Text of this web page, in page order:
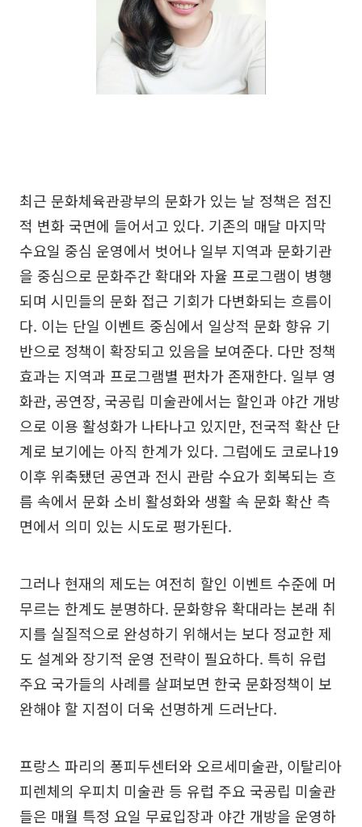
최근 문화체육관광부의 문화가 있는 날 정책은 점진
적 변화 국면에 들어서고 있다. 기존의 매달 마지막
수요일 중심 운영에서 벗어나 일부 지역과 문화기관
을 중심으로 문화주간 확대와 자율 프로그램이 병행
되며 시민들의 문화 접근 기회가 다변화되는 흐름이
다. 이는 단일 이벤트 중심에서 일상적 문화 향유 기
반으로 정책이 확장되고 있음을 보여준다. 다만 정책
효과는 지역과 프로그램별 편차가 존재한다. 일부 영
화관, 공연장, 국공립 미술관에서는 할인과 야간 개방
으로 이용 활성화가 나타나고 있지만, 전국적 확산 단
계로 보기에는 아직 한계가 있다. 그럼에도 코로나19
이후 위축됐던 공연과 전시 관람 수요가 회복되는 흐
름 속에서 문화 소비 활성화와 생활 속 문화 확산 측
면에서 의미 있는 시도로 평가된다.
그러나 현재의 제도는 여전히 할인 이벤트 수준에 머
무르는 한계도 분명하다. 문화향유 확대라는 본래 취
지를 실질적으로 완성하기 위해서는 보다 정교한 제
도 설계와 장기적 운영 전략이 필요하다. 특히 유럽
주요 국가들의 사례를 살펴보면 한국 문화정책이 보
완해야 할 지점이 더욱 선명하게 드러난다.
프랑스 파리의 퐁피두센터와 오르세미술관, 이탈리아
피렌체의 우피치 미술관 등 유럽 주요 국공립 미술관
들은 매월 특정 요일 무료입장과 야간 개방을 운영하